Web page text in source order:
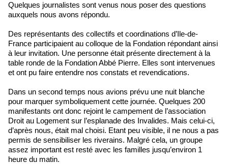
Quelques journalistes sont venus nous poser des questions
auxquels nous avons répondu.
Des représentants des collectifs et coordinations d’Ile-de-
France participaient au colloque de la Fondation répondant ainsi
à leur invitation. Une personne était présente directement à la
table ronde de la Fondation Abbé Pierre. Elles sont intervenues
et ont pu faire entendre nos constats et revendications.
Dans un second temps nous avions prévu une nuit blanche
pour marquer symboliquement cette journée. Quelques 200
manifestants ont donc rejoint le campement de l’association
Droit au Logement sur l’esplanade des Invalides. Mais celui-ci,
d’après nous, était mal choisi. Etant peu visible, il ne nous a pas
permis de sensibiliser les riverains. Malgré cela, un groupe
assez important est resté avec les familles jusqu’environ 1
heure du matin.